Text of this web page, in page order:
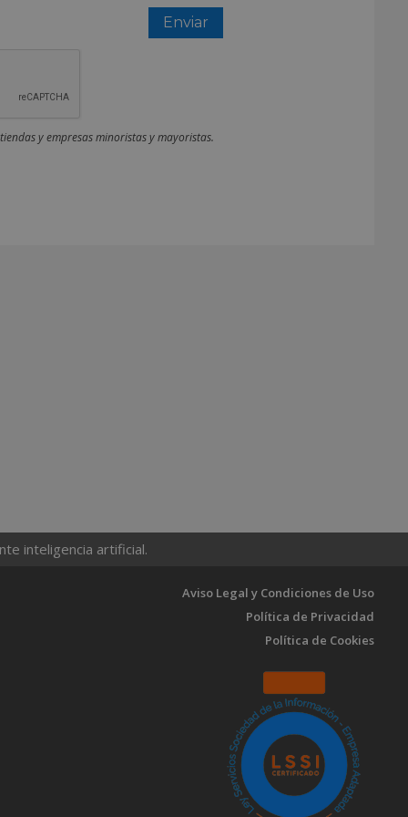
y empresas minoristas y mayoristas.
inteligencia artificial.
Aviso Legal y Condiciones de Uso
Política de Privacidad
Política de Cookies